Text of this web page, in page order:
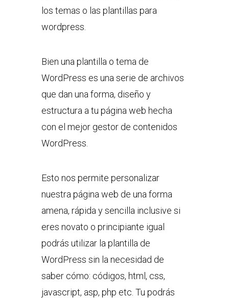
los temas o las plantillas para
wordpress.
Bien una plantilla o tema de
WordPress es una serie de archivos
que dan una forma, diseño y
estructura a tu página web hecha
con el mejor gestor de contenidos
WordPress.
Esto nos permite personalizar
nuestra página web de una forma
amena, rápida y sencilla inclusive si
eres novato o principiante igual
podrás utilizar la plantilla de
WordPress sin la necesidad de
saber cómo: códigos, html, css,
javascript, asp, php etc. Tu podrás